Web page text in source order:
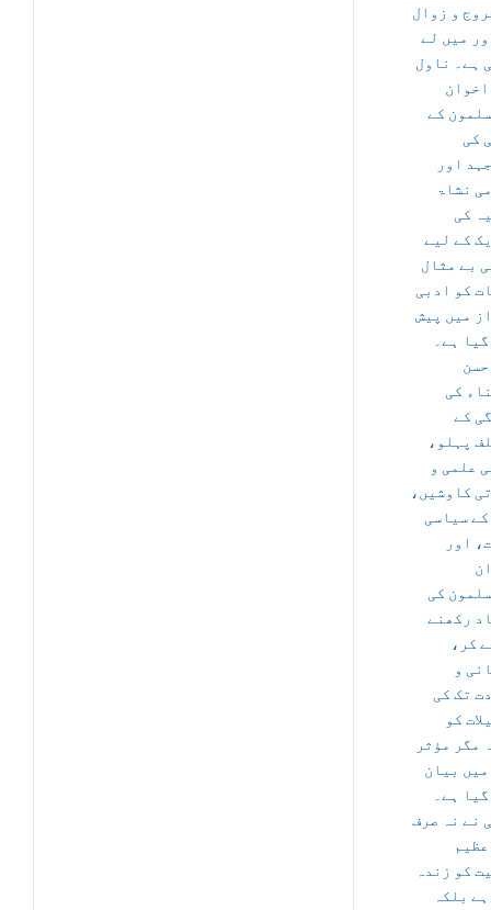
و زوال
میں لے
ہے۔ ناول
کے
کی
اور
نشاۃ
کی
کے لیے
بے مثال
کو ادبی
میں پیش
ہے۔
کی
کے
پہلو،
علمی و
کاوشیں،
سیاسی
اور
کی
رکھنے
کر،
و
تک کی
کو
مگر مؤثر
بیان
ہے۔
نے نہ صرف
کو زندہ
بلکہ